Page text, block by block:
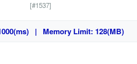
[#1537]
| Memory Limit: 128(MB)